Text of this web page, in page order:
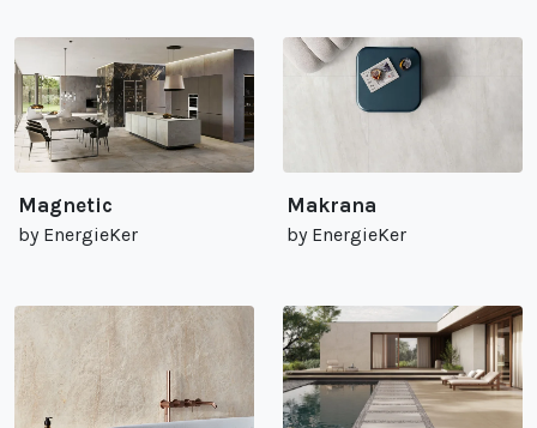
Magnetic
by EnergieKer
Makrana
by EnergieKer